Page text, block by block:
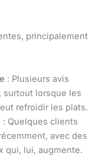
principalement
: Plusieurs avis
lorsque les
refroidir les plats.
: Quelques clients
avec des
qui, lui, augmente.